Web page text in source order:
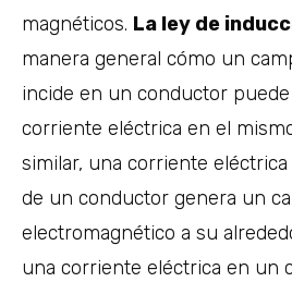
magnéticos. La ley de
manera general cómo un
incide en un conductor
corriente eléctrica en el
similar, una corriente
de un conductor genera un
electromagnético a su
una corriente eléctrica en un